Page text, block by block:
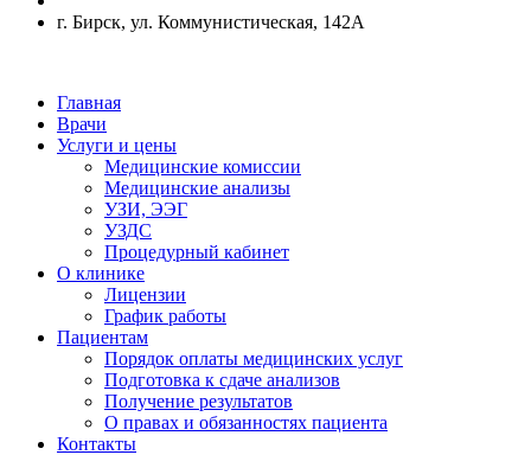
г. Бирск, ул. Коммунистическая, 142А
Главная
Врачи
Услуги и цены
Медицинские комиссии
Медицинские анализы
УЗИ, ЭЭГ
УЗДС
Процедурный кабинет
О клинике
Лицензии
График работы
Пациентам
Порядок оплаты медицинских услуг
Подготовка к сдаче анализов
Получение результатов
О правах и обязанностях пациента
Контакты